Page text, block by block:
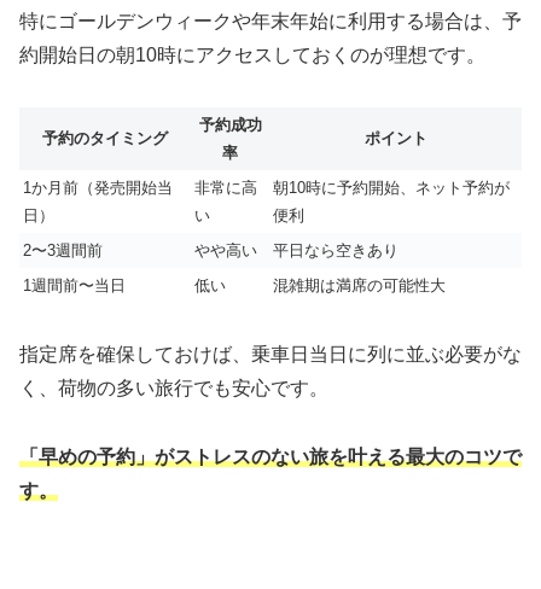
特にゴールデンウィークや年末年始に利用する場合は、予
約開始日の朝10時にアクセスしておくのが理想です。
予約のタイミング
予約成功
率
ポイント
1か月前（発売開始当
日）
非常に高
い
朝10時に予約開始、ネット予約が
便利
2〜3週間前
やや高い
平日なら空きあり
1週間前〜当日
低い 混雑期は満席の可能性大
指定席を確保しておけば、乗車日当日に列に並ぶ必要がな
く、荷物の多い旅行でも安心です。
「早めの予約」がストレスのない旅を叶える最大のコツで
す。